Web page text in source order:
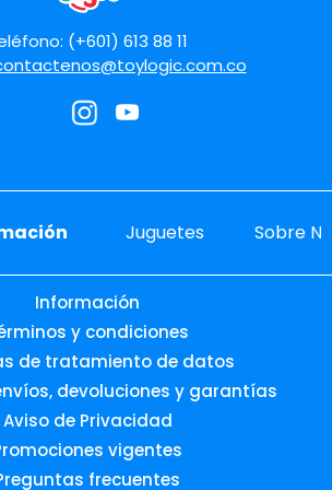
(+601) 613 88 11
Juguetes Sobre
Información
y condiciones
de tratamiento de datos
devoluciones y garantías
Aviso de Privacidad
vigentes
frecuentes